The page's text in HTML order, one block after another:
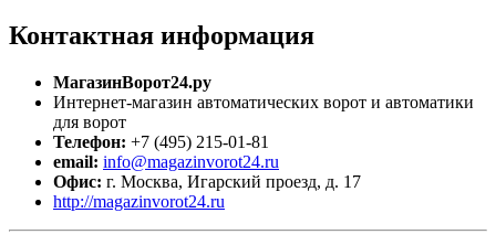
Контактная информация
МагазинВорот24.ру
Интернет-магазин автоматических ворот и автоматики
для ворот
Телефон: +7 (495) 215-01-81
email: info@magazinvorot24.ru
Офис: г. Москва, Игарский проезд, д. 17
http://magazinvorot24.ru